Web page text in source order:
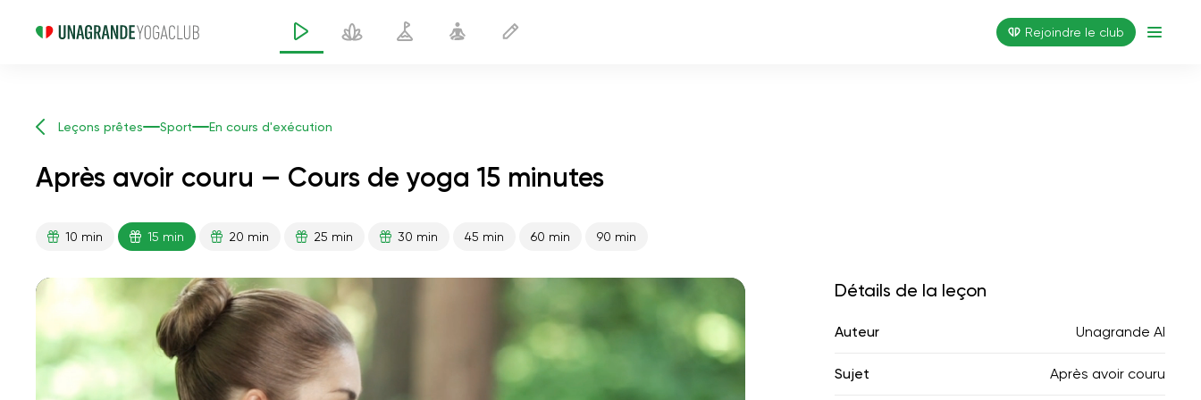
Rejoindre le club
Leçons prêtes Sport En cours d'exécution
Après avoir couru — Cours de yoga 15 minutes
10 min 15 min 20 min 25 min 30 min 45 min 60 min 90 min
Détails de la leçon
Auteur Unagrande AI
Sujet Après avoir couru